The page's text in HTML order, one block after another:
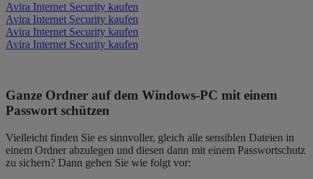
Avira Internet Security kaufen
Avira Internet Security kaufen
Avira Internet Security kaufen
Avira Internet Security kaufen
Ganze Ordner auf dem Windows-PC mit einem
Passwort schützen
Vielleicht finden Sie es sinnvoller, gleich alle sensiblen Dateien in
einem Ordner abzulegen und diesen dann mit einem Passwortschutz
zu sichern? Dann gehen Sie wie folgt vor: